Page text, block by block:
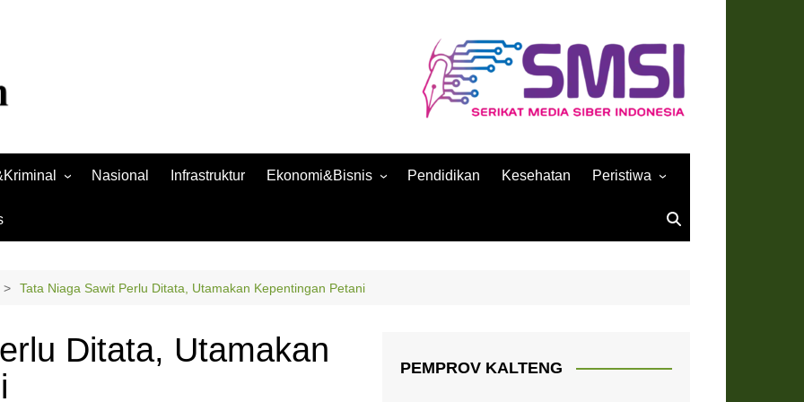
Nasional Infrastruktur Ekonomi&Bisnis
Ekonomi
Pendidikan Kesehatan Peristiwa
Tata Niaga Sawit Perlu Ditata, Utamakan Kepentingan Petani
Ditata, Utamakan
PEMPROV KALTENG